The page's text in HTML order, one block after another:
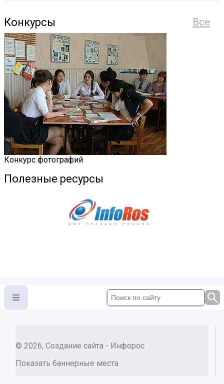
Все
Конкурсы
Конкурс фотографий
Полезные ресурсы
© 2026, Создание сайта - Инфорос
Показать баннерные места